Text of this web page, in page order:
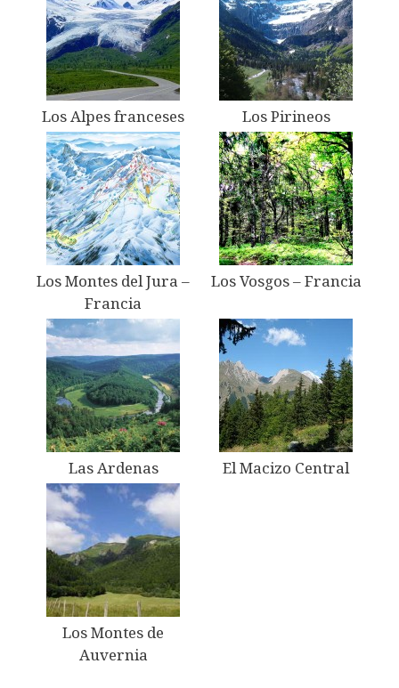
Los Alpes franceses Los Pirineos
Los Montes del Jura –
Francia
Los Vosgos – Francia
Las Ardenas El Macizo Central
Los Montes de
Auvernia